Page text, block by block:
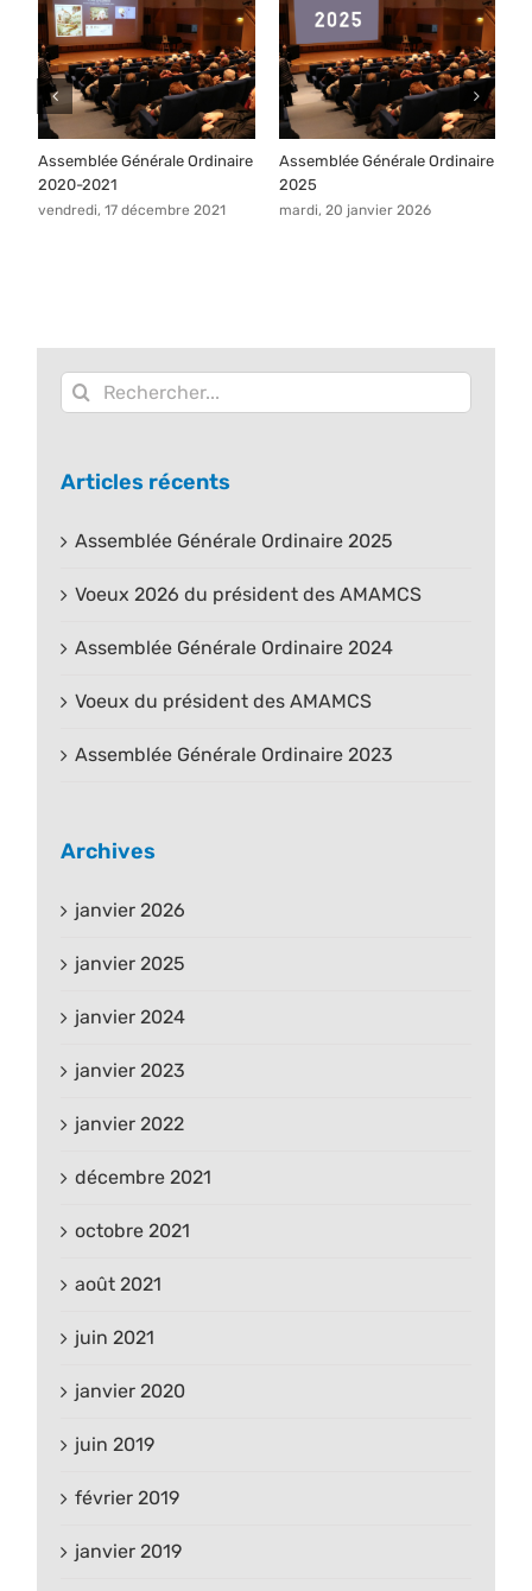
Assemblée Générale Ordinaire
2020-2021
vendredi, 17 décembre 2021
Assemblée Générale Ordinaire
2025
mardi, 20 janvier 2026
Rechercher:
Articles récents
Assemblée Générale Ordinaire 2025
Voeux 2026 du président des AMAMCS
Assemblée Générale Ordinaire 2024
Voeux du président des AMAMCS
Assemblée Générale Ordinaire 2023
Archives
janvier 2026
janvier 2025
janvier 2024
janvier 2023
janvier 2022
décembre 2021
octobre 2021
août 2021
juin 2021
janvier 2020
juin 2019
février 2019
janvier 2019